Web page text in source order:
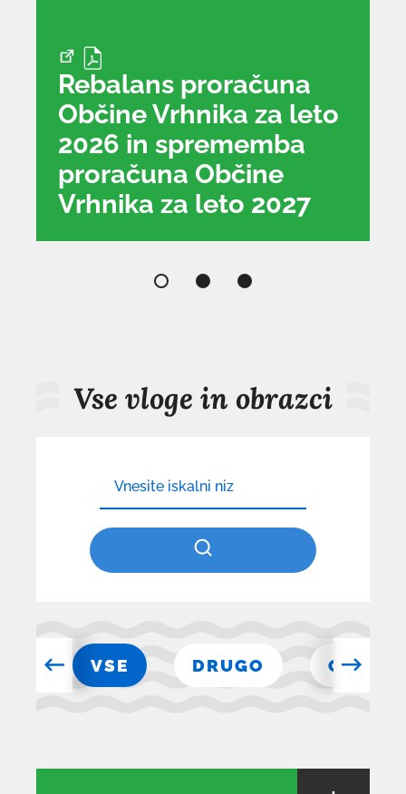
Rebalans proračuna
Občine Vrhnika za leto
2026 in sprememba
proračuna Občine
Vrhnika za leto 2027
Vse vloge in obrazci
VSE DRUGO ODLOK